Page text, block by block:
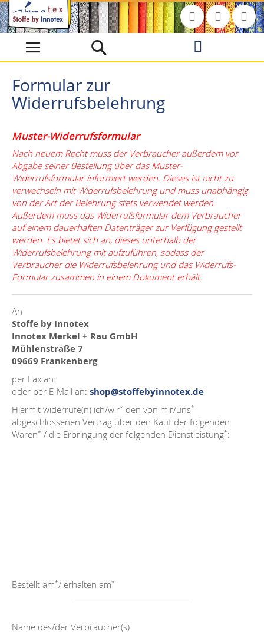
Direkt
zum
Inhalt
Formular zur
Widerrufsbelehrung
Muster-Widerrufsformular
Nach neuem Recht muss der Verbraucher außerdem vor
Abgabe seiner Bestellung über das Muster-
Widerrufsformular informiert werden. Dieses ist nicht zu
verwechseln mit Widerrufsbelehrung und muss unabhängig
von der Art der Belehrung stets verwendet werden.
Außerdem muss das Widerrufsformular dem Verbraucher
auf einem dauerhaften Datenträger zur Verfügung gestellt
werden. Es bietet sich an, dieses unterhalb der
Widerrufsbelehrung mit aufzuführen, sodass der
Verbraucher die Widerrufsbelehrung und das Widerrufs-
Formular zusammen in einem Dokument erhält.
An
Stoffe by Innotex
Innotex Merkel + Rau GmbH
Mühlenstraße 7
09669 Frankenberg
per Fax an:
oder per E-Mail an: shop@stoffebyinnotex.de
Hiermit widerrufe(n) ich/wir* den von mir/uns*
abgeschlossenen Vertrag über den Kauf der folgenden
Waren* / die Erbringung der folgenden Dienstleistung*:
Bestellt am*/ erhalten am*
Name des/der Verbraucher(s)